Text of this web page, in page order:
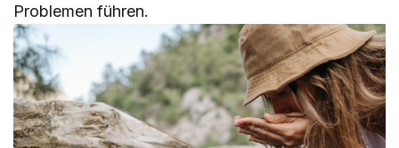
Problemen führen.